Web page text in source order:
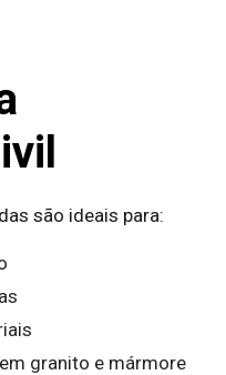
são ideais para:
granito e mármore